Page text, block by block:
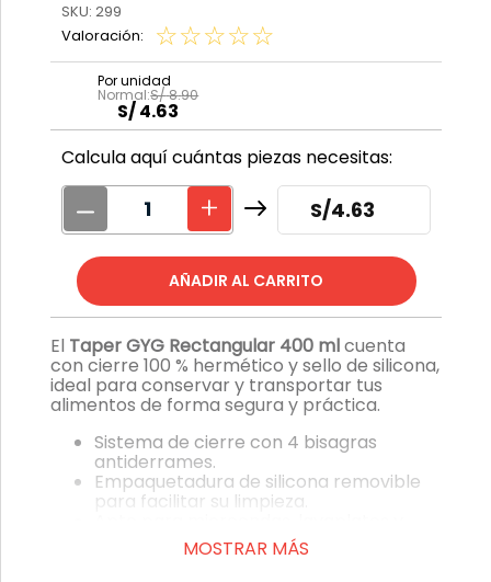
SKU: 299
☆☆☆☆☆
S/8.90
S/4.63
Calcula aquí cuántas piezas necesitas:
S/4.63
El Taper GYG Rectangular 400 mlcuenta
con cierre 100 % hermético y sello de silicona,
ideal para conservar y transportar tus
alimentos de forma segura y práctica.
Sistema de cierre con 4 bisagras
antiderrames.
Empaquetadura de silicona removible
para facilitar su limpieza.
congelador.
Para uso en microondas, retirar la tapa.
MOSTRAR MÁS